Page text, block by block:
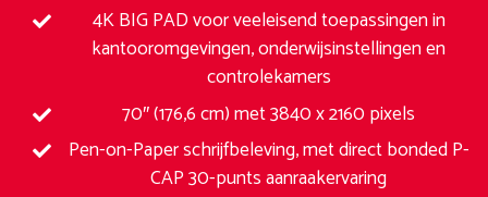
4K BIG PAD voor veeleisend toepassingen in
kantooromgevingen, onderwijsinstellingen en
controlekamers
70″ (176,6 cm) met 3840 x 2160 pixels
Pen-on-Paper schrijfbeleving, met direct bonded P-
CAP 30-punts aanraakervaring